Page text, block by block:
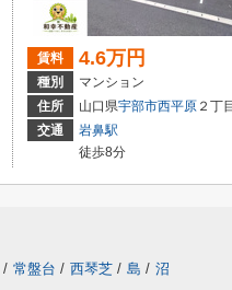
賃料 4.6万円
種別
マンション
住所
山口県宇部市西平原 ２丁
交通
岩鼻駅
徒歩8分
/ 常盤台 / 西琴芝 / 島 / 沼